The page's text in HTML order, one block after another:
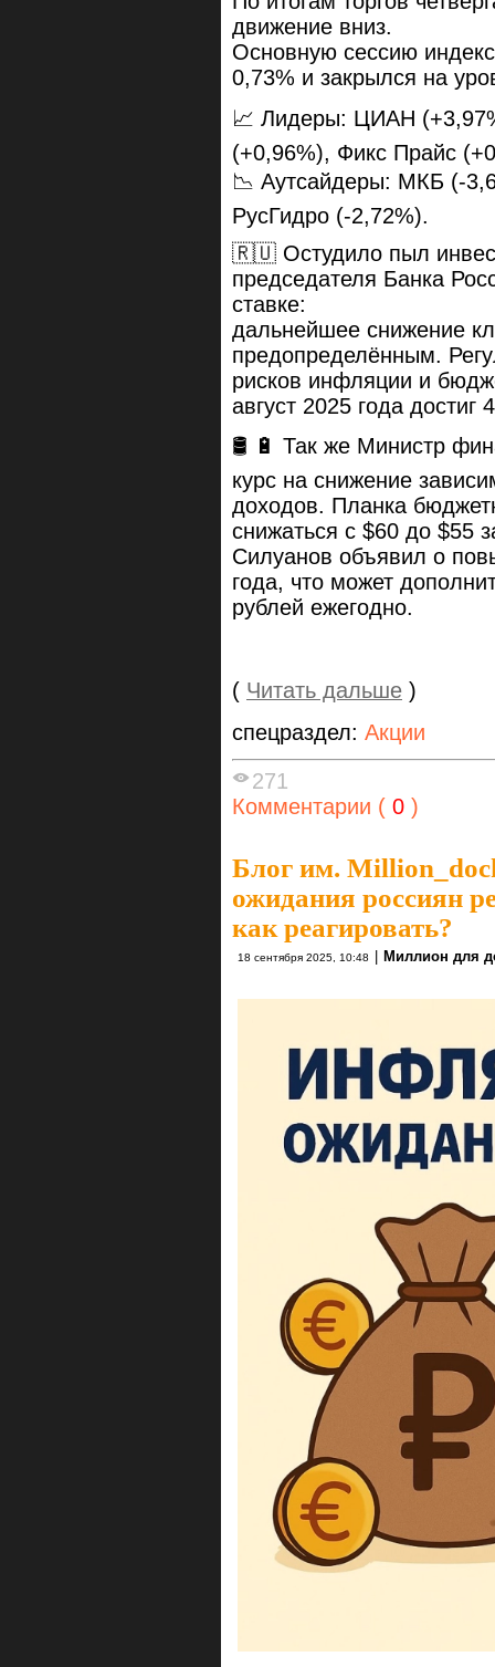
движение вниз.
Основную сессию
0,73% и закрылся на
📈 Лидеры: ЦИАН
(+0,96%), Фикс Прайс
📉 Аутсайдеры: МКБ (-
РусГидро (-2,72%).
🇷🇺 Остудило пыл
председателя Банка
ставке:
дальнейшее снижение
предопределённым.
рисков инфляции и
август 2025 года достиг
🛢 🔋 Так же Министр
курс на снижение
доходов. Планка
снижаться с $60 до $55
Силуанов объявил о
года, что может
рублей ежегодно.
( Читать дальше )
спецраздел: Акции
271
Комментарии ( 0 )
Блог им.
ожидания россиян
как реагировать?
18 сентября 2025, 10:48 Миллион для